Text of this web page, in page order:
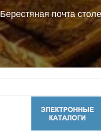
почта
Новгородского